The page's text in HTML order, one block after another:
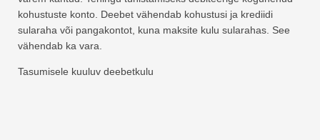
kohustuste konto. Deebet vähendab kohustusi ja krediidi
sularaha või pangakontot, kuna maksite kulu sularahas. See
vähendab ka vara.
Tasumisele kuuluv deebetkulu